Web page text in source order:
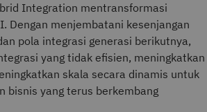
Integration mentransformasi
Dengan menjembatani kesenjangan
pola integrasi generasi berikutnya,
yang tidak efisien, meningkatkan
skala secara dinamis untuk
bisnis yang terus berkembang